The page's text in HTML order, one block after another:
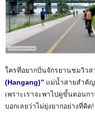
ใครที่อยากปั่นจักรยานชมวิว
(Hangang)” แม่น้ำสายสำคั
เพราะเราจะพาไปดูขั้นตอนก
บอกเลยว่าไม่ยุ่งยากอย่างที่คิด!